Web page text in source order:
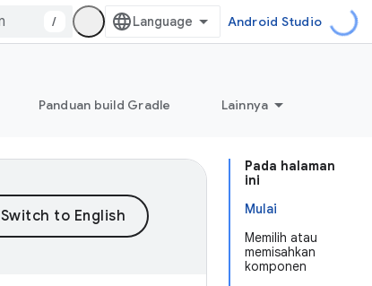
/ Android Studio
Panduan build Gradle Lainnya
Pada halaman
ini
Mulai
Memilih atau
memisahkan
komponen